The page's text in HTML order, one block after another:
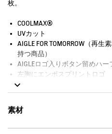
枚。
COOLMAX®
UVカット
AIGLE FOR TOMORROW（再
持つ商品）
AIGLEロゴ入りボタン留めハー
左胸にエンボスプリントロゴ
左胸にAIGLEバードロゴ
素材